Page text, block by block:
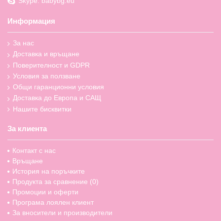
Информация
За нас
Доставка и връщане
Поверителност и GDPR
Условия за ползване
Общи гаранционни условия
Доставка до Европа и САЩ
Нашите бисквитки
За клиента
Контакт с нас
Връщане
История на поръчките
Продукта за сравнение (0)
Промоции и оферти
Програма лоялен клиент
За вносители и производители